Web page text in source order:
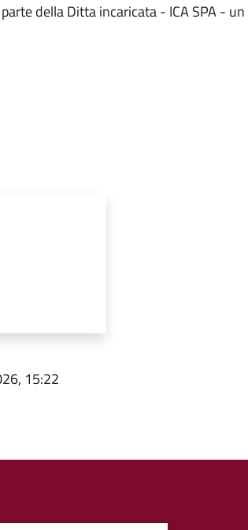
della Ditta incaricata - ICA SPA -
15:22